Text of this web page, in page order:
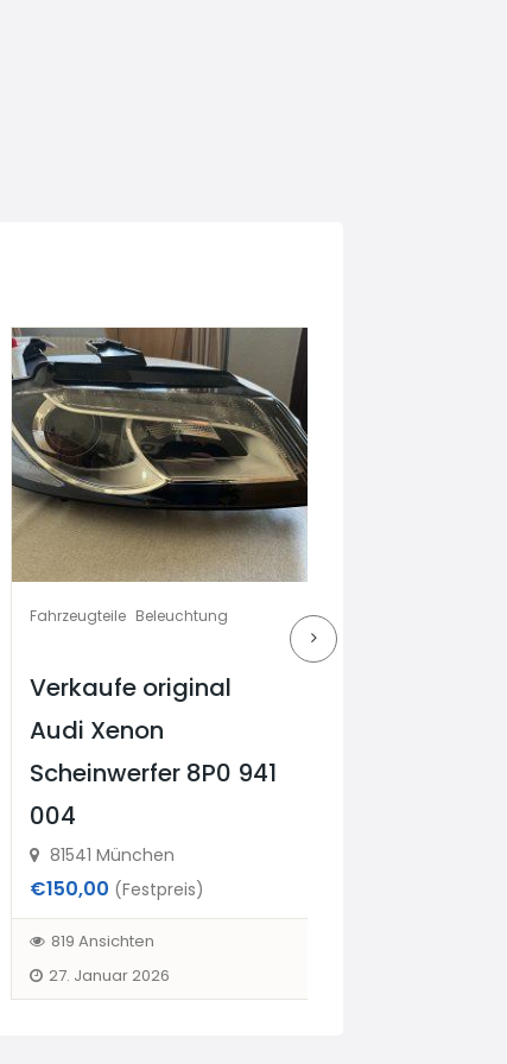
Fahrzeugteile Beleuchtung
Verkaufe original
Audi Xenon
Scheinwerfer 8P0 941
004
81541 München
€150,00 (Festpreis)
819 Ansichten
27. Januar 2026